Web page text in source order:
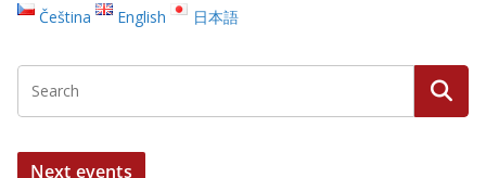
Čeština English 日本語
Next events